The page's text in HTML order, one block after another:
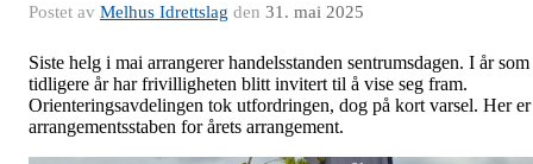
Postet av Melhus Idrettslag den 31. mai 2025
Siste helg i mai arrangerer handelsstanden sentrumsdagen. I år som
tidligere år har frivilligheten blitt invitert til å vise seg fram.
Orienteringsavdelingen tok utfordringen, dog på kort varsel. Her er
arrangementsstaben for årets arrangement.